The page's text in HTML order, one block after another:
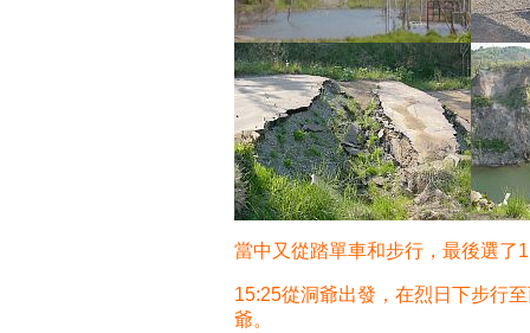
當中又從踏單車和步行，最後選了
15:25從洞爺出發，在烈日下步行
爺。